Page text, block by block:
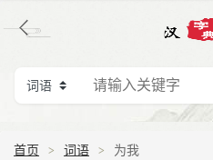
首页 词语 为我